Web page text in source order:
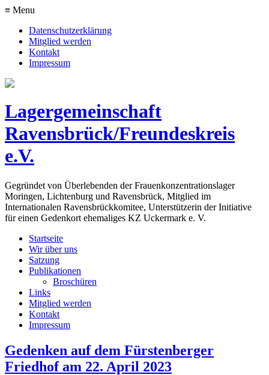
≡ Menu
Datenschutzerklärung
Mitglied werden
Kontakt
Impressum
Lagergemeinschaft
Ravensbrück/Freundeskreis
e.V.
Gegründet von Überlebenden der Frauenkonzentrationslager
Moringen, Lichtenburg und Ravensbrück, Mitglied im
Internationalen Ravensbrückkomitee, Unterstützerin der Initiative
für einen Gedenkort ehemaliges KZ Uckermark e. V.
Startseite
Wir über uns
Satzung
Publikationen
Broschüren
Links
Mitglied werden
Kontakt
Impressum
Gedenken auf dem Fürstenberger
Friedhof am 22. April 2023